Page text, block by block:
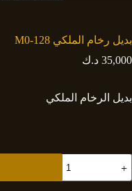
بديل رخام الملكي M0-128
35,000 د.ك
بديل الرخام الملكي
بديل
رخام